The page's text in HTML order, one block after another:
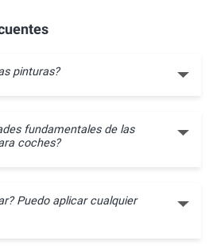
pinturas?
fundamentales de las
coches?
Puedo aplicar cualquier